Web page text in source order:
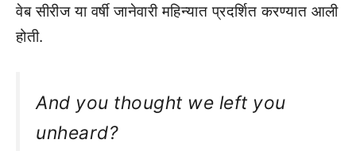
वेब सीरीज या वर्षी जानेवारी महिन्यात प्रदर्शित करण्यात आली
होती.
And you thought we left you
unheard?